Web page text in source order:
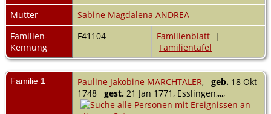
Mutter
Sabine Magdalena ANDREÄ
Familien-
Kennung
F41104 Familienblatt |
Familientafel
Familie 1 Pauline Jakobine MARCHTALER, geb. 18 Okt
1748 gest. 21 Jan 1771, Esslingen,,,,,